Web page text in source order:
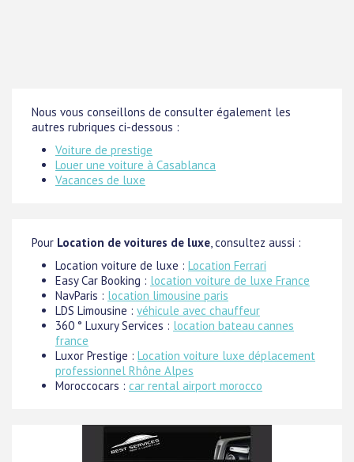
Nous vous conseillons de consulter également les
autres rubriques ci-dessous :
Voiture de prestige
Louer une voiture à Casablanca
Vacances de luxe
Pour Location de voitures de luxe, consultez aussi :
Location voiture de luxe : Location Ferrari
Easy Car Booking : location voiture de luxe France
NavParis : location limousine paris
LDS Limousine : véhicule avec chauffeur
360 ° Luxury Services : location bateau cannes
france
Luxor Prestige : Location voiture luxe déplacement
professionnel Rhône Alpes
Moroccocars : car rental airport morocco